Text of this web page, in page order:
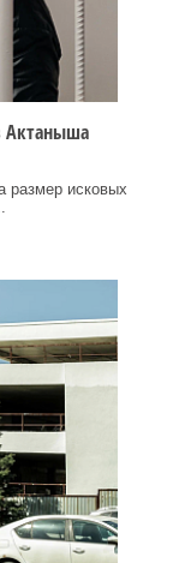
Актаныша
размер исковых